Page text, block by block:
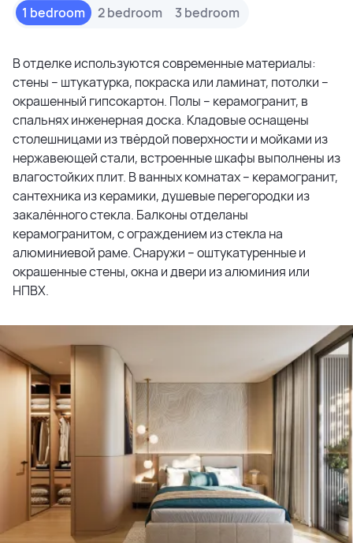
1 bedroom 2 bedroom 3 bedroom
В отделке используются современные материалы:
стены – штукатурка, покраска или ламинат, потолки –
окрашенный гипсокартон. Полы – керамогранит, в
спальнях инженерная доска. Кладовые оснащены
столешницами из твёрдой поверхности и мойками из
нержавеющей стали, встроенные шкафы выполнены из
влагостойких плит. В ванных комнатах – керамогранит,
сантехника из керамики, душевые перегородки из
закалённого стекла. Балконы отделаны
керамогранитом, с ограждением из стекла на
алюминиевой раме. Снаружи – оштукатуренные и
окрашенные стены, окна и двери из алюминия или
НПВХ.